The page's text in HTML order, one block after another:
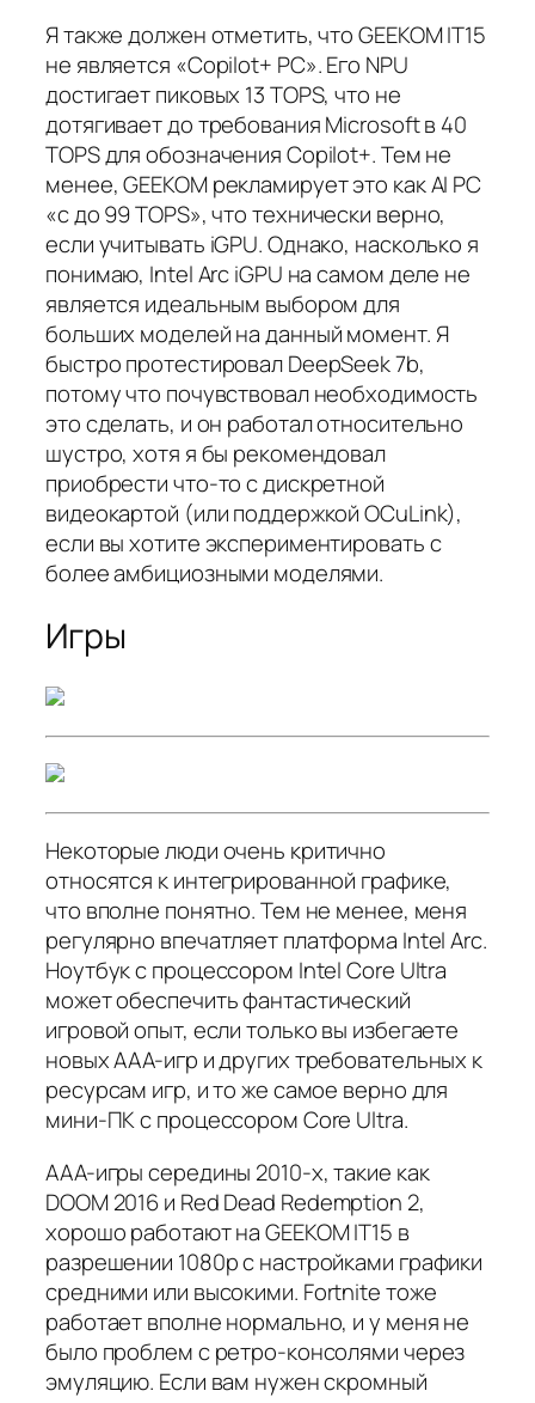
Я также должен отметить, что GEEKOM IT15
не является «Copilot+ PC». Его NPU
достигает пиковых 13 TOPS, что не
дотягивает до требования Microsoft в 40
TOPS для обозначения Copilot+. Тем не
менее, GEEKOM рекламирует это как AI PC
«с до 99 TOPS», чтотехнически верно,
если учитывать iGPU. Однако, насколько я
понимаю, Intel Arc iGPU на самом деле не
является идеальным выбором для
больших моделей на данный момент. Я
быстро протестировал DeepSeek 7b,
потому что почувствовал необходимость
это сделать, и он работал относительно
шустро, хотя я бы рекомендовал
приобрести что-то с дискретной
видеокартой (или поддержкой OCuLink),
если вы хотите экспериментировать с
более амбициозными моделями.
Игры
Некоторые люди очень критично
относятся к интегрированной графике,
что вполне понятно. Тем не менее, меня
регулярно впечатляет платформа Intel Arc.
Ноутбук с процессором Intel Core Ultra
можетобеспечить фантастический
игровой опыт, если только вы избегаете
новых AAA-игр и других требовательных к
ресурсам игр, и то же самое верно для
мини-ПК с процессором Core Ultra.
AAA-игры середины 2010-х, такие как
DOOM 2016и Red Dead Redemption 2,
хорошо работают на GEEKOM IT15 в
разрешении 1080p с настройками графики
средними или высокими. Fortniteтоже
работает вполне нормально, и у меня не
было проблем с ретро-консолями через
эмуляцию. Если вам нужен скромный